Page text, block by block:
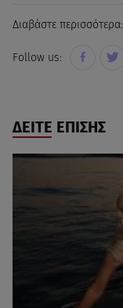
Διαβάστε περισσότερα:
Follow us:
ΔΕΙΤΕ ΕΠΙΣΗΣ